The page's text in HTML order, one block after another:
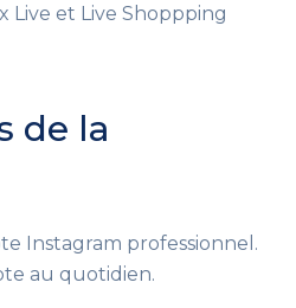
Live et Live Shoppping
de la
Instagram professionnel.
au quotidien.